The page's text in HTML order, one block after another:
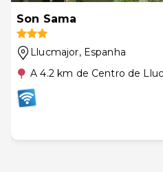
Son Sama
Llucmajor, Espanha
A 4.2 km de Centro de